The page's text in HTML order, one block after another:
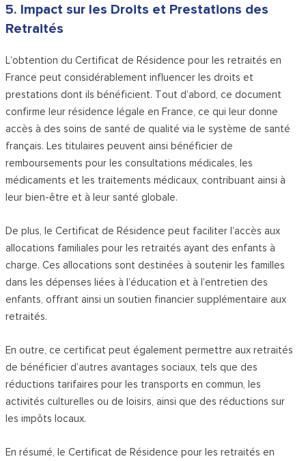
5. Impact sur les Droits et Prestations des
Retraités
L’obtention du Certificat de Résidence pour les retraités en
France peut considérablement influencer les droits et
prestations dont ils bénéficient. Tout d’abord, ce document
confirme leur résidence légale en France, ce qui leur donne
accès à des soins de santé de qualité via le système de santé
français. Les titulaires peuvent ainsi bénéficier de
remboursements pour les consultations médicales, les
médicaments et les traitements médicaux, contribuant ainsi à
leur bien-être et à leur santé globale.
De plus, le Certificat de Résidence peut faciliter l’accès aux
allocations familiales pour les retraités ayant des enfants à
charge. Ces allocations sont destinées à soutenir les familles
dans les dépenses liées à l’éducation et à l’entretien des
enfants, offrant ainsi un soutien financier supplémentaire aux
retraités.
En outre, ce certificat peut également permettre aux retraités
de bénéficier d’autres avantages sociaux, tels que des
réductions tarifaires pour les transports en commun, les
activités culturelles ou de loisirs, ainsi que des réductions sur
les impôts locaux.
En résumé, le Certificat de Résidence pour les retraités en